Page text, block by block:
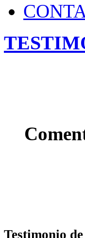
Testimonio